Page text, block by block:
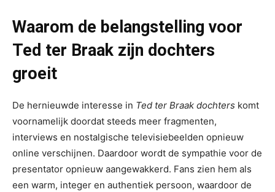
Waarom de belangstelling voor
Ted ter Braak zijn dochters
groeit
De hernieuwde interesse in Ted ter Braak dochters komt
voornamelijk doordat steeds meer fragmenten,
interviews en nostalgische televisiebeelden opnieuw
online verschijnen. Daardoor wordt de sympathie voor de
presentator opnieuw aangewakkerd. Fans zien hem als
een warm, integer en authentiek persoon, waardoor de